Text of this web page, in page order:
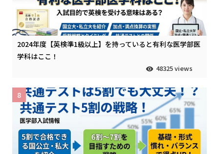
2024年度【英検準1級以上】を持っていると有利な医学部医
学科はここ！
48325 views
8